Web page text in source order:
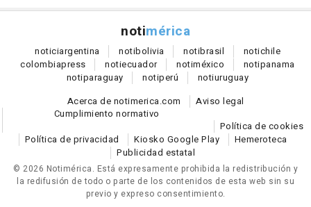
notimérica
noticiargentina notibolivia notibrasil notichile
colombiapress notiecuador notiméxico notipanama
notiparaguay notiperú notiuruguay
Acerca de notimerica.com
Aviso legal
Cumplimiento normativo
Política de cookies
Política de privacidad
Kiosko Google Play
Hemeroteca
Publicidad estatal
© 2026 Notimérica. Está expresamente prohibida la redistribución y
la redifusión de todo o parte de los contenidos de esta web sin su
previo y expreso consentimiento.